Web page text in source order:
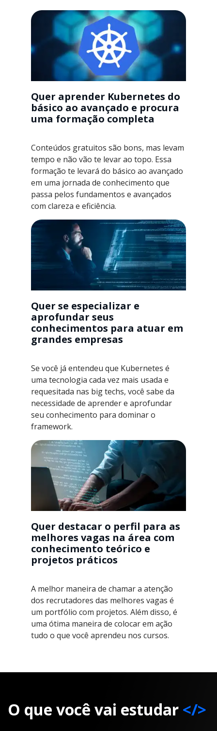
Quer aprender Kubernetes do
básico ao avançado e procura
uma formação completa
Conteúdos gratuitos são bons, mas levam
tempo e não vão te levar ao topo. Essa
formação te levará do básico ao avançado
em uma jornada de conhecimento que
passa pelos fundamentos e avançados
com clareza e eficiência.
Quer se especializar e
aprofundar seus
conhecimentos para atuar em
grandes empresas
Se você já entendeu que Kubernetes é
uma tecnologia cada vez mais usada e
requesitada nas big techs, você sabe da
necessidade de aprender e aprofundar
seu conhecimento para dominar o
framework.
Quer destacar o perfil para as
melhores vagas na área com
conhecimento teórico e
projetos práticos
A melhor maneira de chamar a atenção
dos recrutadores das melhores vagas é
um portfólio com projetos. Além disso, é
uma ótima maneira de colocar em ação
tudo o que você aprendeu nos cursos.
O que você vai estudar </>